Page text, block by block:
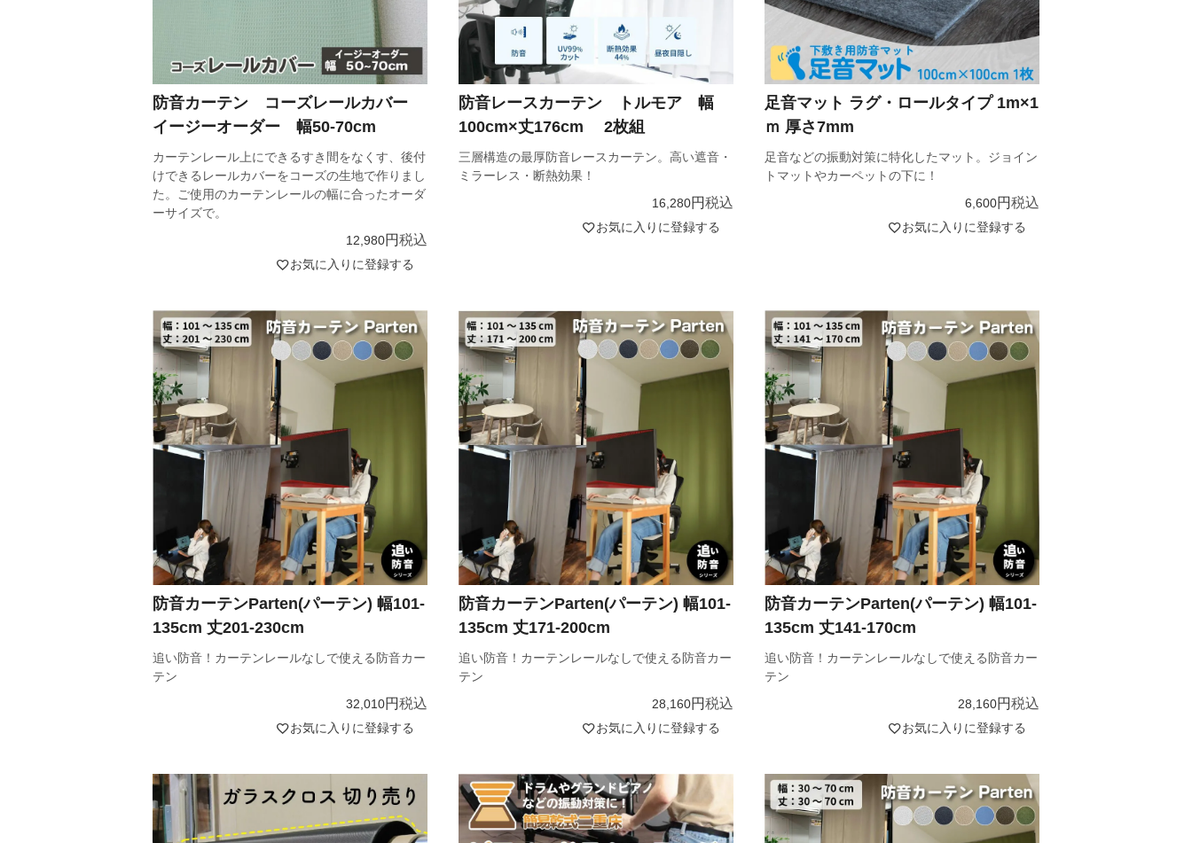
カーテンレール上にできるすき間をなくす、後付
けできるレールカバーをコーズの生地で作りまし
た。ご使用のカーテンレールの幅に合ったオーダ
ーサイズで。
防音カーテン コーズレールカバー
イージーオーダー 幅50-70cm
12,980 税込
お気に入りに登録する
三層構造の最厚防音レースカーテン。高い遮音・
ミラーレス・断熱効果！
防音レースカーテン トルモア 幅
100cm×丈176cm 2枚組
16,280 税込
お気に入りに登録する
足音などの振動対策に特化したマット。ジョイン
トマットやカーペットの下に！
足音マット ラグ・ロールタイプ 1m×1
ｍ 厚さ7mm
6,600 税込
お気に入りに登録する
追い防音！カーテンレールなしで使える防音カー
テン
防音カーテンParten(パーテン) 幅101-
135cm 丈201-230cm
32,010 税込
お気に入りに登録する
追い防音！カーテンレールなしで使える防音カー
テン
防音カーテンParten(パーテン) 幅101-
135cm 丈171-200cm
28,160 税込
お気に入りに登録する
追い防音！カーテンレールなしで使える防音カー
テン
防音カーテンParten(パーテン) 幅101-
135cm 丈141-170cm
28,160 税込
お気に入りに登録する